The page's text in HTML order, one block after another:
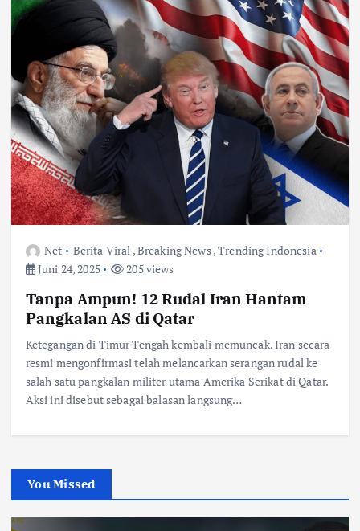
Net Berita Viral ,Breaking News,Trending Indonesia
Juni 24, 2025
205 views
Tanpa Ampun! 12 Rudal Iran Hantam
Pangkalan AS di Qatar
Ketegangan di Timur Tengah kembali memuncak. Iran secara
resmi mengonfirmasi telah melancarkan serangan rudal ke
salah satu pangkalan militer utama Amerika Serikat di Qatar.
Aksi ini disebut sebagai balasan langsung…
You Missed